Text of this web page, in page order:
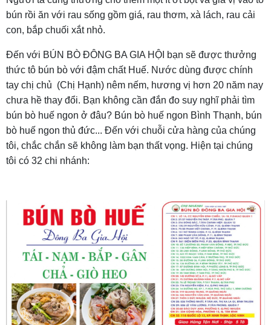
bún rồi ăn với rau sống gồm giá, rau thơm, xà lách, rau cải
con, bắp chuối xắt nhỏ.
Đến với BÚN BÒ ĐÔNG BA GIA HỘI bạn sẽ được thưởng
thức tô bún bò với đậm chất Huế. Nước dùng được chính
tay chị chủ (Chị Hạnh) nêm nếm, hương vị hơn 20 năm nay
chưa hề thay đổi. Bạn không cần đắn đo suy nghĩ phải tìm
bún bò huế ngon ở đâu? Bún bò huế ngon Bình Thạnh, bún
bò huế ngon thủ đức... Đến với chuỗi cửa hàng của chúng
tôi, chắc chắn sẽ không làm bạn thất vọng. Hiện tại chúng
tôi có 32 chi nhánh: